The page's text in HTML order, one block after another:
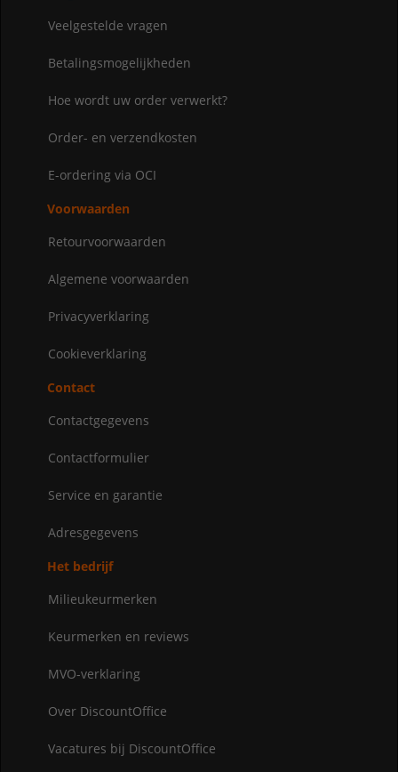
Veelgestelde vragen
Betalingsmogelijkheden
Hoe wordt uw order verwerkt?
Order- en verzendkosten
E-ordering via OCI
Voorwaarden
Retourvoorwaarden
Algemene voorwaarden
Privacyverklaring
Cookieverklaring
Contact
Contactgegevens
Contactformulier
Service en garantie
Adresgegevens
Het bedrijf
Milieukeurmerken
Keurmerken en reviews
MVO-verklaring
Over DiscountOffice
Vacatures bij DiscountOffice